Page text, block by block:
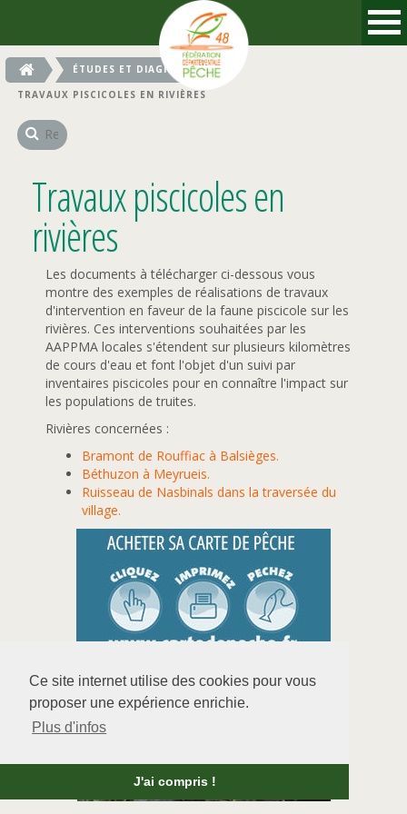
Ce site internet utilise des cookies pour vous
proposer une expérience enrichie.
Plus d'infos
J'ai compris !
ÉTUDES ET DIAGNOSTICS
TRAVAUX PISCICOLES EN RIVIÈRES
Travaux piscicoles en
rivières
Les documents à télécharger ci-dessous vous
montre des exemples de réalisations de travaux
d'intervention en faveur de la faune piscicole sur les
rivières. Ces interventions souhaitées par les
AAPPMA locales s'étendent sur plusieurs kilomètres
de cours d'eau et font l'objet d'un suivi par
inventaires piscicoles pour en connaître l'impact sur
les populations de truites.
Rivières concernées :
Bramont de Rouffiac à Balsièges.
Béthuzon à Meyrueis.
Ruisseau de Nasbinals dans la traversée du
village.
VIDÉO LOZÈRE PÊCHE